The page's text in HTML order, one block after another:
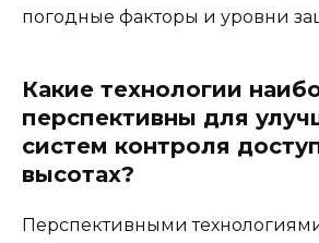
погодные факторы и уровни
Какие технологии
перспективны для
систем контроля
высотах?
Перспективными